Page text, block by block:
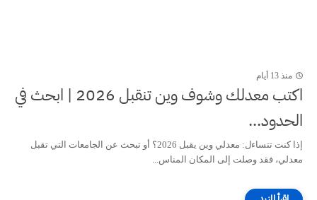
منذ 13 أيام
اكتب معدلك وشوف وين تنقبل 2026 | ابحث في
الحدود...
إذا كنت تتساءل: معدلي وين يقبل 2026؟ أو تبحث عن الجامعات التي تقبل
معدلي، فقد وصلت إلى المكان المناس...